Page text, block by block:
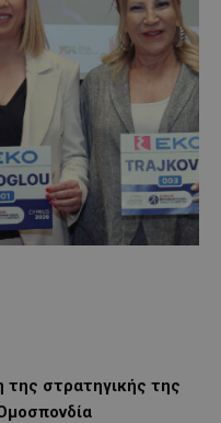
της στρατηγικής της